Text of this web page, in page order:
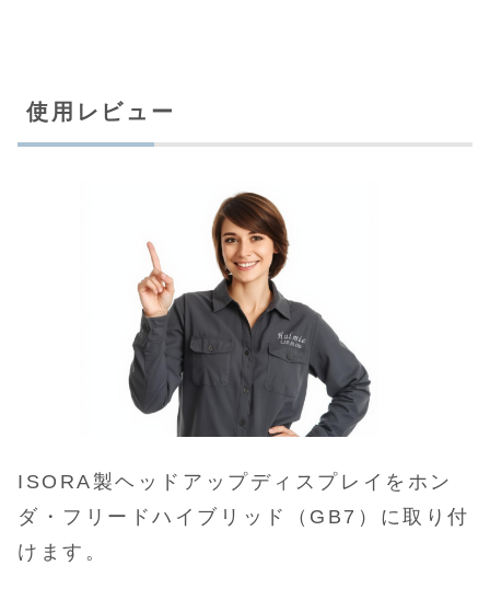
使用レビュー
ISORA製ヘッドアップディスプレイをホン
ダ・フリードハイブリッド（GB7）に取り付
けます。